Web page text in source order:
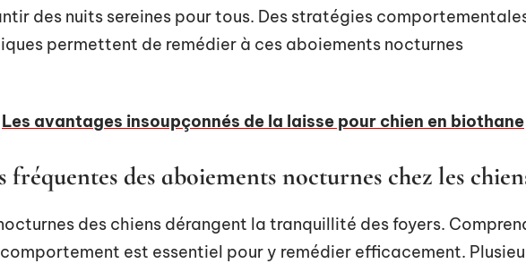
des nuits sereines pour tous. Des stratégies
permettent de remédier à ces aboiements nocturnes
Les avantages insoupçonnés de la laisse pour chien en biothane
fréquentes des aboiements nocturnes chez les
des chiens dérangent la tranquillité des foyers.
est essentiel pour y remédier efficacement.